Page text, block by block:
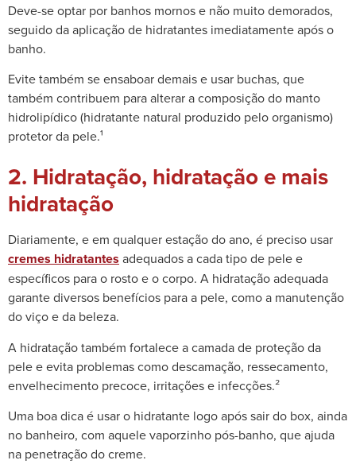
Deve-se optar por banhos mornos e não muito demorados,
seguido da aplicação de hidratantes imediatamente após o
banho.
Evite também se ensaboar demais e usar buchas, que
também contribuem para alterar a composição do manto
hidrolipídico (hidratante natural produzido pelo organismo)
protetor da pele.¹
2. Hidratação, hidratação e mais
hidratação
Diariamente, e em qualquer estação do ano, é preciso usar
cremes hidratantes adequados a cada tipo de pele e
específicos para o rosto e o corpo. A hidratação adequada
garante diversos benefícios para a pele, como a manutenção
do viço e da beleza.
A hidratação também fortalece a camada de proteção da
pele e evita problemas como descamação, ressecamento,
envelhecimento precoce, irritações e infecções.²
Uma boa dica é usar o hidratante logo após sair do box, ainda
no banheiro, com aquele vaporzinho pós-banho, que ajuda
na penetração do creme.